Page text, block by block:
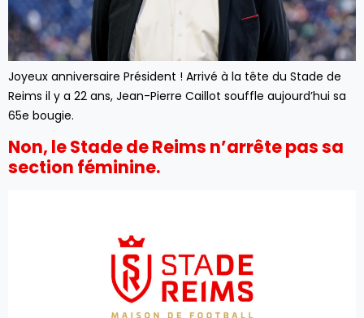
Joyeux anniversaire Président ! Arrivé à la tête du Stade de
Reims il y a 22 ans, Jean-Pierre Caillot souffle aujourd’hui sa
65e bougie.
Non, le Stade de Reims n’arrête pas sa
section féminine.